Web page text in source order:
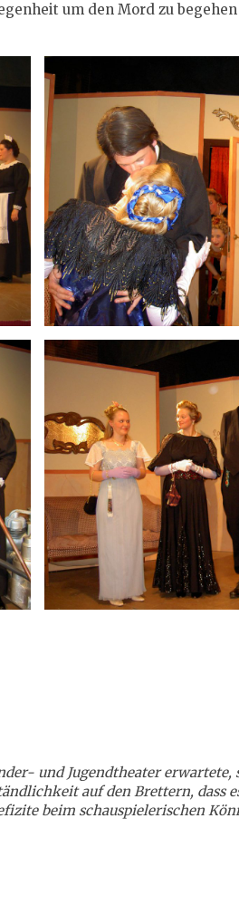
um den Mord zu
und Jugendtheater erwartete,
auf den Brettern, dass
beim schauspielerischen